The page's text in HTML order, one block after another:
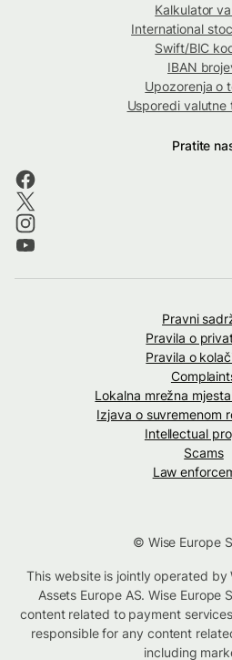
Kalkulator
International
Swift/BIC
IBAN
Upozorenja o
Usporedi valutne
Pratite
Pravni
Pravila o
Pravila o
Lokalna mrežna
Izjava o suvremenom
Intellectual
Scams
Law
© Wise Europe
This website is jointly operated by
Assets Europe AS. Wise Europe
content related to payment
responsible for any content
including